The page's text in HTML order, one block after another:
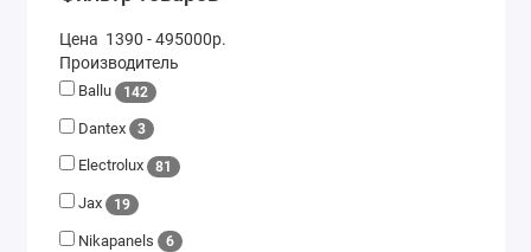
Цена 1390 -495000р.
Производитель
Ballu 142
Dantex 3
Electrolux 81
Jax 19
Nikapanels 6
Сушилки для рук
Инфракрасные дизельные обогреватели
Теплогенераторы
Теплые полы